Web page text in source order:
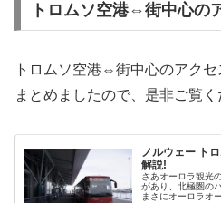
トロムソ空港⇔街中心の
トロムソ空港⇔街中心のアクセ
まとめましたので、是非ご覧く
ノルウェー ト
解説!
さあオーロラ観光
があり、北極圏の
まさにオーロラオ